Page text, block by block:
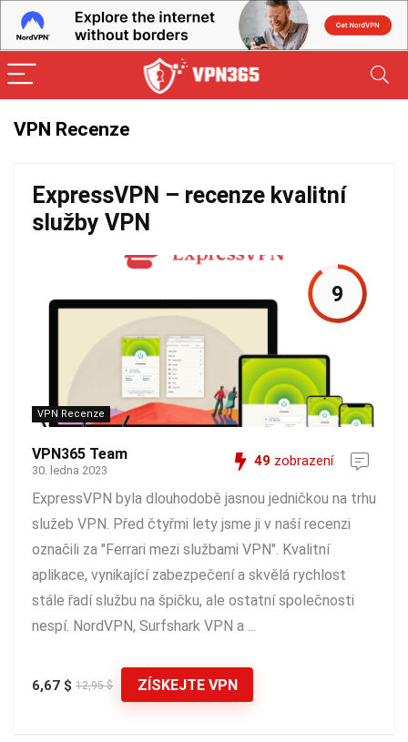
VPN Recenze
ExpressVPN – recenze kvalitní
služby VPN
VPN Recenze
9
VPN365 Team
30. ledna 2023
49 zobrazení
ExpressVPN byla dlouhodobě jasnou jedničkou na trhu
služeb VPN. Před čtyřmi lety jsme ji v naší recenzi
označili za "Ferrari mezi službami VPN". Kvalitní
aplikace, vynikající zabezpečení a skvělá rychlost
stále řadí službu na špičku, ale ostatní společnosti
nespí. NordVPN, Surfshark VPN a ...
6,67 $ 12,95 $ ZÍSKEJTE VPN